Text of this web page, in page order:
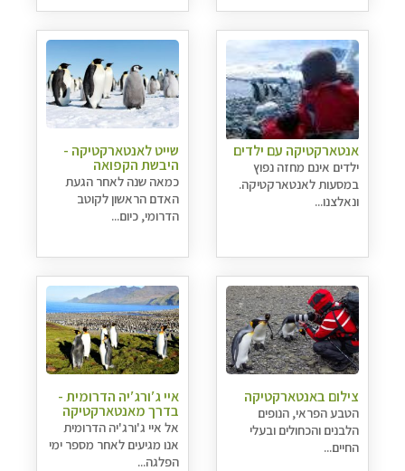
אנטארקטיקה עם ילדים
ילדים אינם מחזה נפוץ
במסעות לאנטארקטיקה.
ונאלצנו...
שייט לאנטארקטיקה -
היבשת הקפואה
כמאה שנה לאחר הגעת
האדם הראשון לקוטב
הדרומי, כיום...
צילום באנטארקטיקה
הטבע הפראי, הנופים
הלבנים והכחולים ובעלי
החיים...
איי ג′ורג′יה הדרומית -
בדרך מאנטארקטיקה
אל איי ג'ורג'יה הדרומית
אנו מגיעים לאחר מספר ימי
הפלגה...